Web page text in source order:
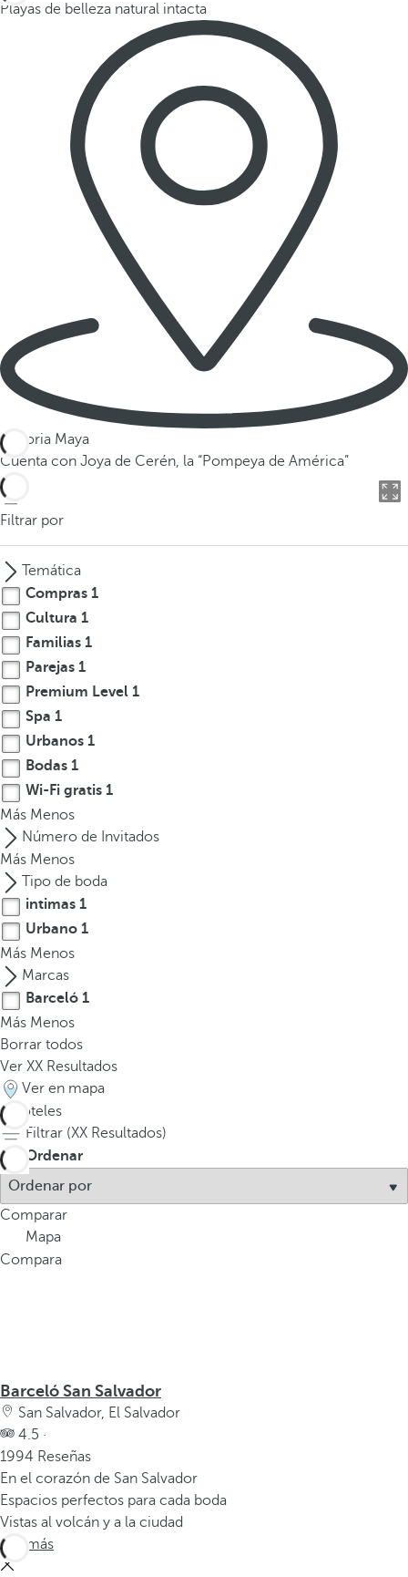
Playas de belleza natural intacta
Historia Maya
Cuenta con Joya de Cerén, la “Pompeya de América”
Filtrar por
Temática
Compras 1
Cultura 1
Familias 1
Parejas 1
Premium Level 1
Spa 1
Urbanos 1
Bodas 1
Wi-Fi gratis 1
Más Menos
Número de Invitados
Más Menos
Tipo de boda
intimas 1
Urbano 1
Más Menos
Marcas
Barceló 1
Más Menos
Borrar todos
Ver XX Resultados
Ver en mapa
1
hoteles
Filtrar (XX Resultados)
Ordenar
Comparar
Mapa
Compara
Barceló San Salvador
San Salvador, El Salvador
4.5 ·
1994 Reseñas
En el corazón de San Salvador
Espacios perfectos para cada boda
Vistas al volcán y a la ciudad
Ver más